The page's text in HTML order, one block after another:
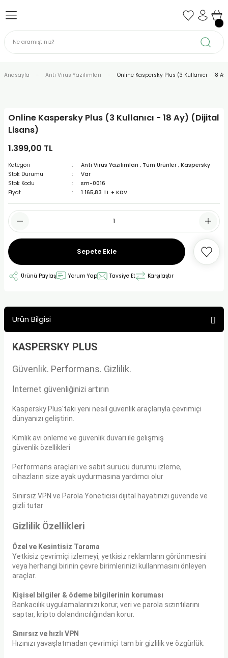
Lenovo
Hp
Yazılımları
Programları
Anasayfa Anti Virüs Yazılımları Online Kaspersky Plus (3 Kullanıcı - 18
Online Kaspersky Plus (3 Kullanıcı - 18 Ay) (Dijital
Lisans)
1.399,00 TL
Kategori Anti Virüs Yazılımları , Tüm Ürünler , Kaspersky
Stok Durumu
Var
Stok Kodu
sm-0016
Fiyat
1.165,83 TL + KDV
Sepete Ekle
Ürünü Paylaş Yorum Yap Tavsiye Et Karşılaştır
Ürün Bilgisi
KASPERSKY PLUS
Güvenlik. Performans. Gizlilik.
İnternet güvenliğinizi artırın
Kaspersky Plus'taki yeni nesil güvenlik araçlarıyla çevrimiçi
dünyanızı geliştirin.
Kimlik avı önleme ve güvenlik duvarı ile gelişmiş
güvenlik özellikleri
Performans araçları ve sabit sürücü durumu izleme,
cihazların size ayak uydurmasına yardımcı olur
Sınırsız VPN ve Parola Yöneticisi dijital hayatınızı güvende ve
gizli tutar
Gizlilik Özellikleri
Özel ve Kesintisiz Tarama
Yetkisiz çevrimiçi izlemeyi, yetkisiz reklamların görünmesini
veya herhangi birinin çevre birimlerinizi kullanmasını önleyen
araçlar.
Kişisel bilgiler & ödeme bilgilerinin koruması
Bankacılık uygulamalarınızı korur, veri ve parola sızıntılarını
saptar, kripto dolandırıcılığından korur.
Sınırsız ve hızlı VPN
Hızınızı yavaşlatmadan çevrimiçi tam bir gizlilik ve özgürlük.